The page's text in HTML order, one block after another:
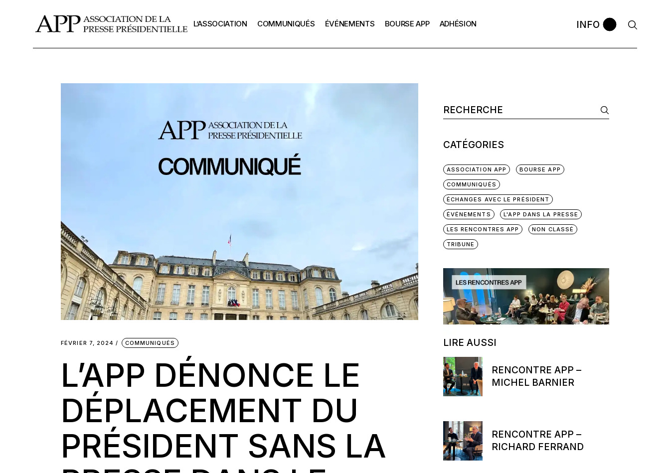
L’ASSOCIATION
Les Anciens bureaux
COMMUNIQUÉS ÉVÉNEMENTS
Président
BOURSE APP
Les anciennes promos
ADHÉSION INFO
La mission de l’APP
Échanges avec leLa bourse APP
FÉVRIER 7, 2024 COMMUNIQUÉS
L’APP DÉNONCE LE
DÉPLACEMENT DU
PRÉSIDENT SANS LA
CATÉGORIES
ASSOCIATION APP BOURSE APP
COMMUNIQUÉS
ÉCHANGES AVEC LE PRÉSIDENT
ÉVÉNEMENTS L'APP DANS LA PRESSE
LES RENCONTRES APP NON CLASSÉ
TRIBUNE
LIRE AUSSI
RENCONTRE APP –
MICHEL BARNIER
RENCONTRE APP –
RICHARD FERRAND